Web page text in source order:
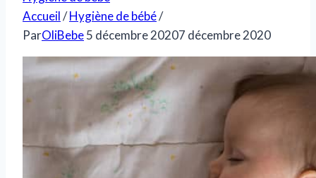
Accueil/Hygiène de bébé/
ParOliBebe5 décembre 20207 décembre 2020